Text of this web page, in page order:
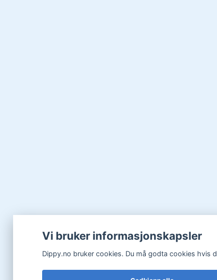
Vi bruker informasjonskapsler
Dippy.no bruker cookies. Du må godta cookies hvis